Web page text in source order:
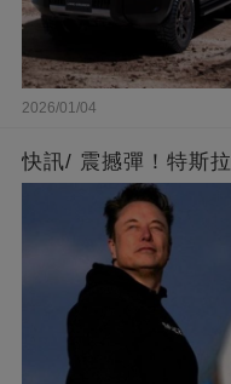
2026/01/04
快訊/ 震撼彈！特斯